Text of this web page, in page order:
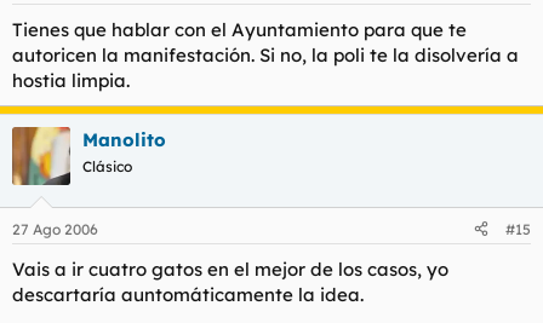
Tienes que hablar con el Ayuntamiento para que te
autoricen la manifestación. Si no, la poli te la disolvería a
hostia limpia.
Manolito
Clásico
27 Ago 2006 #15
Vais a ir cuatro gatos en el mejor de los casos, yo
descartaría auntomáticamente la idea.